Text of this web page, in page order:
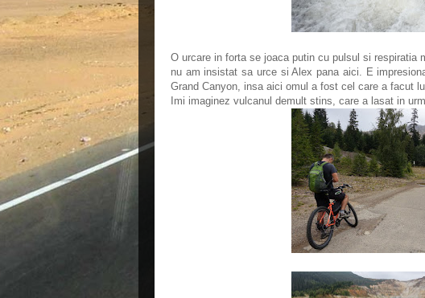
O urcare in forta se joaca putin cu pulsul si
nu am insistat sa urce si Alex pana aici. E
Grand Canyon, insa aici omul a fost cel care a facut
Imi imaginez vulcanul demult stins, care a lasat in